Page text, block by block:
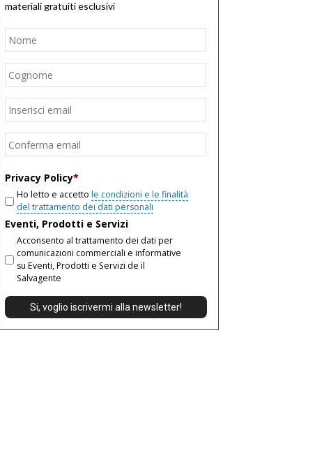
materiali gratuiti esclusivi
Nome
Email
Privacy Policy*
Ho letto e accetto le condizioni e le finalità
del trattamento dei dati personali
Eventi, Prodotti e Servizi
Acconsento al trattamento dei dati per
comunicazioni commerciali e informative
su Eventi, Prodotti e Servizi de il
Salvagente